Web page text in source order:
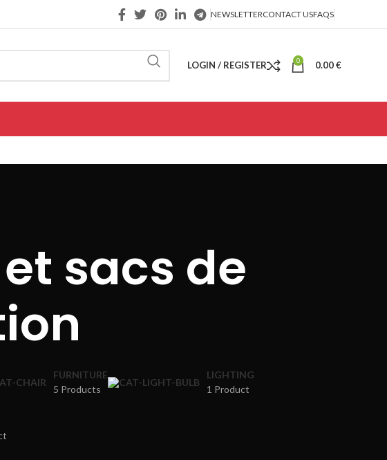
NEWSLETTERCONTACT USFAQS
LOGIN / REGISTER 0 0.00€
sacs de
FURNITURE
5 Products
LIGHTING
1 Product